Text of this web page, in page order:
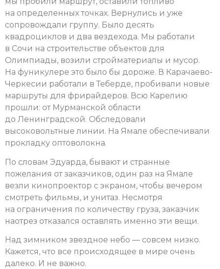
на определенных точках. Вернулись и уже
сопровождали группу. Было десять
квадроциклов и два вездехода. Мы работали
в Сочи на строительстве объектов для
Олимпиады, возили стройматериалы и мусор.
На фуникулере это было бы дороже. В Карачаево-
Черкесии работали в Теберде, пробивали новые
маршруты для фрирайдеров. Всю Карелию
прошли: от Мурманской области
до Ленинградской. Обследовали
высоковольтные линии. На Ямале обеспечивали
прокладку оптоволокна.
По словам Эдуарда, бывают и странные
пожелания от заказчиков, один раз на Ямале
везли кинопроектор с экраном, чтобы вечером
смотреть фильмы, и унитаз. Несмотря
на ограничения по количеству груза, заказчик
наотрез отказался оставлять именно эти вещи.
Над зимником звездное небо — совсем низко.
Кажется, что все происходящее в мире очень
далеко. И не важно.